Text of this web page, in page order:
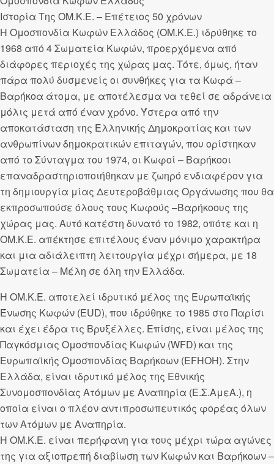
Ιστορία Της ΟΜ.Κ.Ε. – Επέτειος 50 χρόνων
Η Ομοσπονδία Κωφών Ελλάδος (ΟΜ.Κ.Ε.) ιδρύθηκε το
1968 από 4 Σωματεία Κωφών, προερχόμενα από
διάφορες περιοχές της χώρας μας. Τότε, όμως, ήταν
πάρα πολύ δυσμενείς οι συνθήκες για τα Κωφά –
Βαρήκοα άτομα, με αποτέλεσμα να τεθεί σε αδράνεια
μόλις μετά από έναν χρόνο. Ύστερα από την
αποκατάσταση της Ελληνικής Δημοκρατίας και των
ανθρωπίνων δημοκρατικών επιταγών, που ορίστηκαν
από το Σύνταγμα του 1974, οι Κωφοί – Βαρήκοοι
επαναδραστηριοποιήθηκαν με ζωηρό ενδιαφέρον για
τη δημιουργία μίας Δευτεροβάθμιας Οργάνωσης που θα
εκπροσωπούσε όλους τους Κωφούς –Βαρήκοους της
χώρας μας. Αυτό κατέστη δυνατό το 1982, οπότε και η
ΟΜ.Κ.Ε. απέκτησε επιτέλους έναν μόνιμο χαρακτήρα
και μια αδιάλειπτη λειτουργία μέχρι σήμερα, με 18
Σωματεία – Μέλη σε όλη την Ελλάδα.
Η ΟΜ.Κ.Ε. αποτελεί ιδρυτικό μέλος της Ευρωπαϊκής
Ένωσης Κωφών (EUD), που ιδρύθηκε το 1985 στο Παρίσι
και έχει έδρα τις Βρυξέλλες. Επίσης, είναι μέλος της
Παγκόσμιας Ομοσπονδίας Κωφών (WFD) και της
Ευρωπαϊκής Ομοσπονδίας Βαρήκοων (EFHOH). Στην
Ελλάδα, είναι ιδρυτικό μέλος της Εθνικής
Συνομοσπονδίας Ατόμων με Αναπηρία (Ε.Σ.ΑμεΑ.), η
οποία είναι ο πλέον αντιπροσωπευτικός φορέας όλων
των Ατόμων με Αναπηρία.
Η ΟΜ.Κ.Ε. είναι περήφανη για τους μέχρι τώρα αγώνες
της για αξιοπρεπή διαβίωση των Κωφών και Βαρήκοων –